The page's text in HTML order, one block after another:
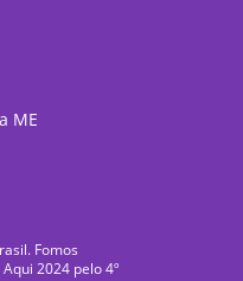
ME
Fomos
2024 pelo 4º